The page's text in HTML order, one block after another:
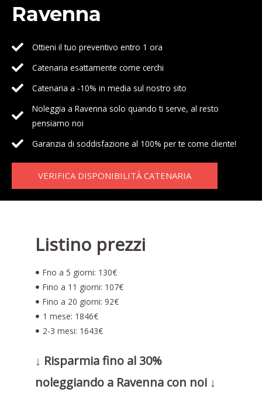
Ravenna
Ottieni il tuo preventivo entro 1 ora
Catenaria esattamente come cerchi
Catenaria a -10% in media sul nostro sito
Noleggia a Ravenna solo quando ti serve, al resto
pensiamo noi
Garanzia di soddisfazione al 100% per te come cliente!
VERIFICA DISPONIBILITÀ CATENARIA
Listino prezzi
Fno a 5 giorni: 130€
Fino a 11 giorni: 107€
Fino a 20 giorni: 92€
1 mese: 1846€
2-3 mesi: 1643€
↓ Risparmia fino al 30%
noleggiando a Ravenna con noi ↓